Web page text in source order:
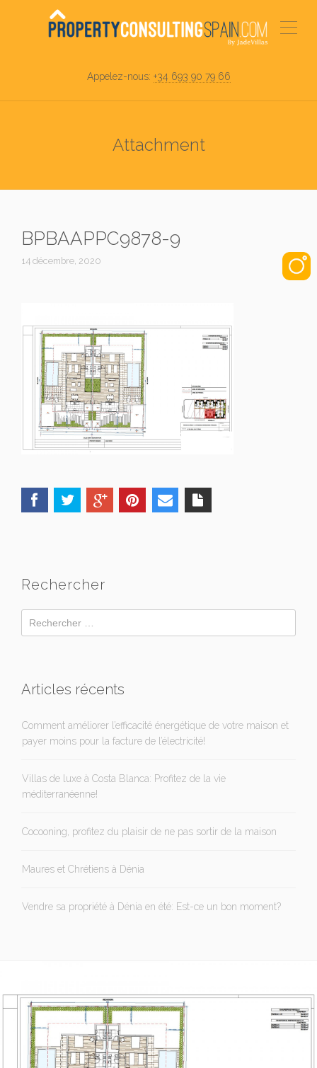
Appelez-nous: +34 693 90 79 66
Attachment
BPBAAPPC9878-9
14 décembre, 2020
Rechercher
Articles récents
Comment améliorer l’efficacité énergétique de votre maison et
payer moins pour la facture de l’électricité!
Villas de luxe à Costa Blanca: Profitez de la vie
méditerranéenne!
Cocooning, profitez du plaisir de ne pas sortir de la maison
Maures et Chrétiens à Dénia
Vendre sa propriété à Dénia en été: Est-ce un bon moment?